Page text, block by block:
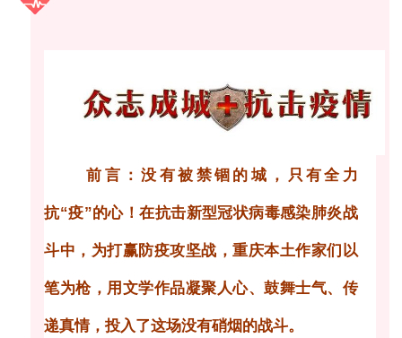
前言：没有被禁锢的城，只有全力
抗“疫”的心！在抗击新型冠状病毒感染肺炎战
斗中， 为打赢防疫攻坚战，重庆本土作家们以
笔为枪，用文学作品凝聚人心、鼓舞士气、传
递真情，投入了这场没有硝烟的战斗。